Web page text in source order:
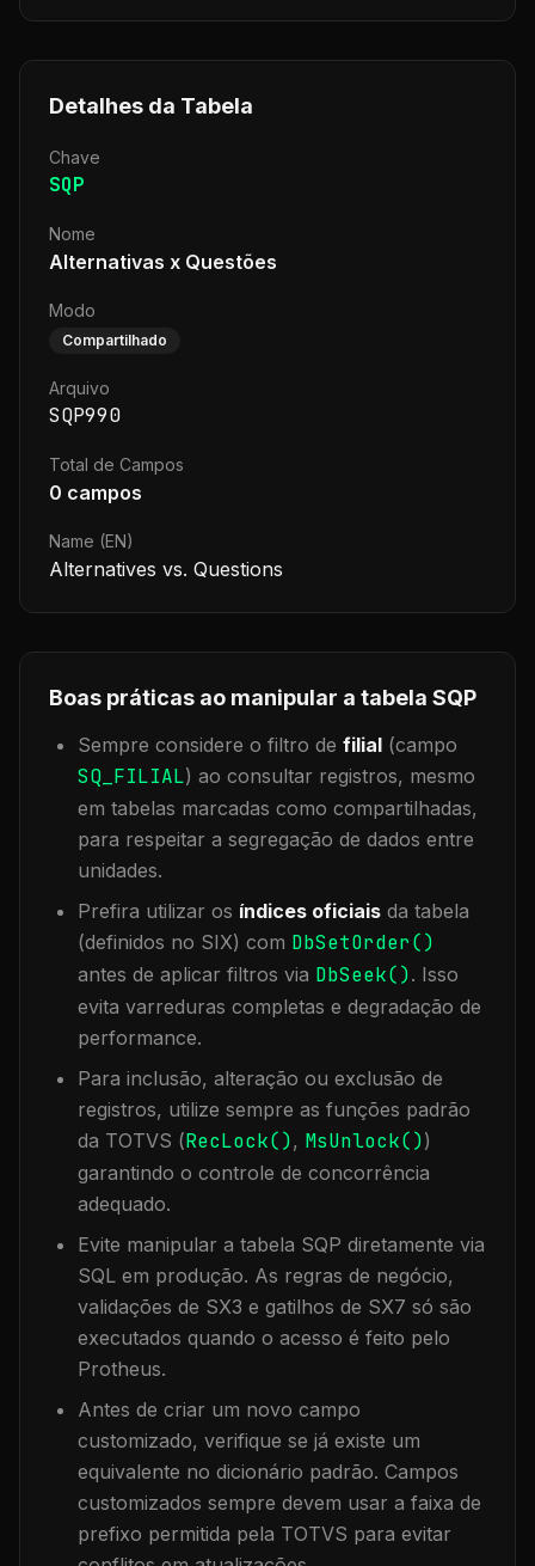
Detalhes da Tabela
Chave
SQP
Nome
Alternativas x Questões
Modo
Compartilhado
Arquivo
SQP990
Total de Campos
0 campos
Name (EN)
Alternatives vs. Questions
Boas práticas ao manipular a tabela SQP
Sempre considere o filtro de filial (campo
SQ_FILIAL) ao consultar registros, mesmo
em tabelas marcadas como compartilhadas,
para respeitar a segregação de dados entre
unidades.
Prefira utilizar os índices oficiais da tabela
(definidos no SIX) com DbSetOrder()
antes de aplicar filtros via DbSeek(). Isso
evita varreduras completas e degradação de
performance.
Para inclusão, alteração ou exclusão de
registros, utilize sempre as funções padrão
da TOTVS (RecLock(), MsUnlock())
garantindo o controle de concorrência
adequado.
Evite manipular a tabela SQP diretamente via
SQL em produção. As regras de negócio,
validações de SX3 e gatilhos de SX7 só são
executados quando o acesso é feito pelo
Protheus.
Antes de criar um novo campo
customizado, verifique se já existe um
equivalente no dicionário padrão. Campos
customizados sempre devem usar a faixa de
prefixo permitida pela TOTVS para evitar